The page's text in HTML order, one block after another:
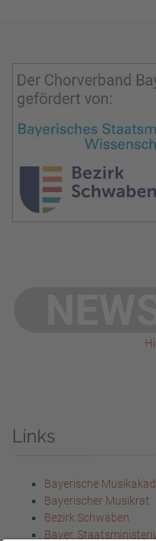
Links
Bayerische
Bayerischer Musikrat
Bezirk Schwaben
Bayer.